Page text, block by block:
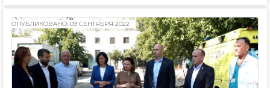
ОПУБЛИКОВАНО: 09 СЕНТЯБРЯ 2022